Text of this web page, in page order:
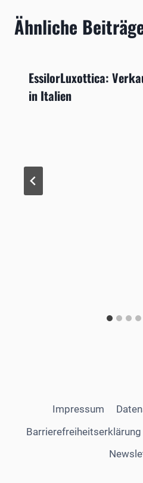
Ähnliche
EssilorLuxottica:
in Italien
Impressum
Barrierefreiheitserklärung